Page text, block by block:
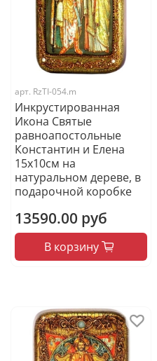
арт. RzTI-054.m
Инкрустированная
Икона Святые
равноапостольные
Константин и Елена
15х10см на
натуральном дереве, в
подарочной коробке
13590.00 руб
В корзину